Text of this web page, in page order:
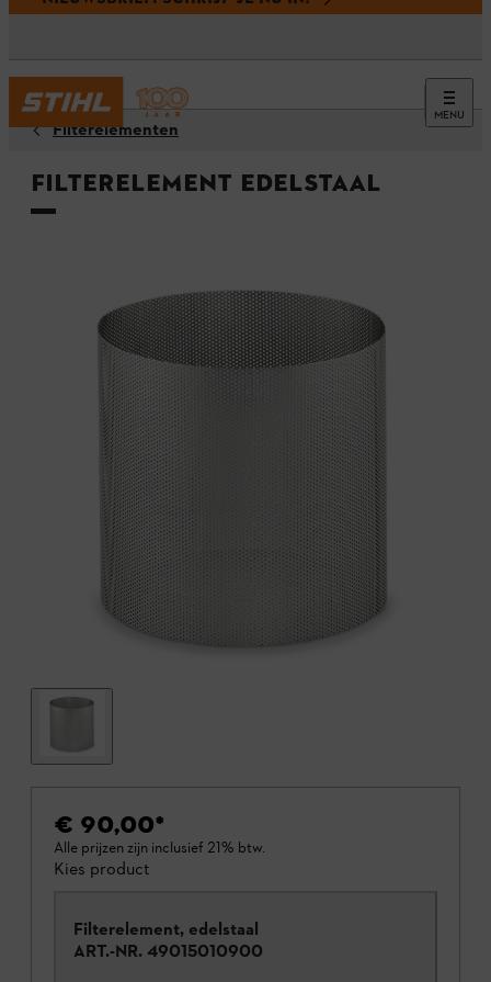
MENU
Filterelementen
Filterelement edelstaal
€ 90,00*
Alle prijzen zijn inclusief 21% btw.
Kies product
Filterelement, edelstaal
ART.-NR. 49015010900